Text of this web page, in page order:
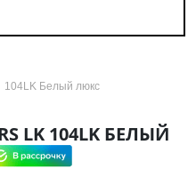
104LK Белый люкс
LK 104LK БЕЛЫЙ